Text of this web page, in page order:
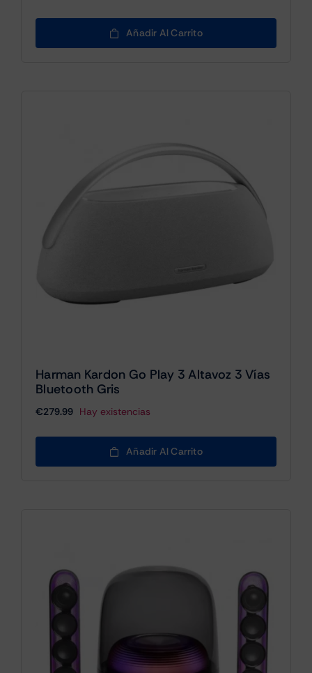
Añadir Al Carrito
Harman Kardon Go Play 3 Altavoz 3 Vías
Bluetooth Gris
€279.99 Hay existencias
Añadir Al Carrito